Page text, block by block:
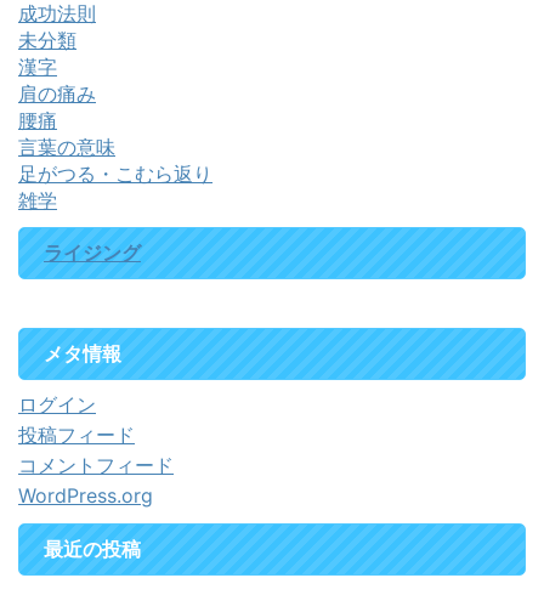
成功法則
未分類
漢字
肩の痛み
腰痛
言葉の意味
足がつる・こむら返り
雑学
ライジング
メタ情報
ログイン
投稿フィード
コメントフィード
WordPress.org
最近の投稿